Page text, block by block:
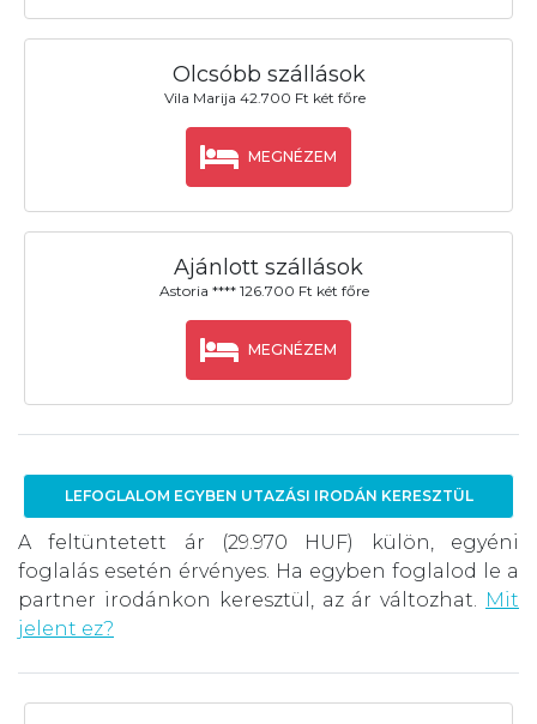
Olcsóbb szállások
Vila Marija 42.700 Ft két főre
MEGNÉZEM
Ajánlott szállások
Astoria **** 126.700 Ft két főre
MEGNÉZEM
LEFOGLALOM EGYBEN UTAZÁSI IRODÁN KERESZTÜL
A feltüntetett ár (29.970 HUF) külön, egyéni
foglalás esetén érvényes. Ha egyben foglalod le a
partner irodánkon keresztül, az ár változhat. Mit
jelent ez?